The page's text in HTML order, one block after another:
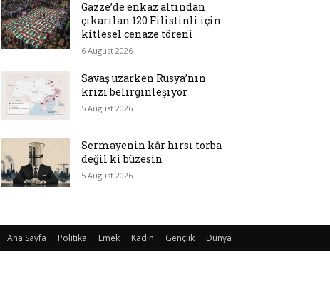
Gazze’de enkaz altından
çıkarılan 120 Filistinli için
kitlesel cenaze töreni
6 August 2026
Savaş uzarken Rusya’nın
krizi belirginleşiyor
5 August 2026
Sermayenin kâr hırsı torba
değil ki büzesin
5 August 2026
Ana Sayfa Politika Emek Kadın Gençlik Dünya